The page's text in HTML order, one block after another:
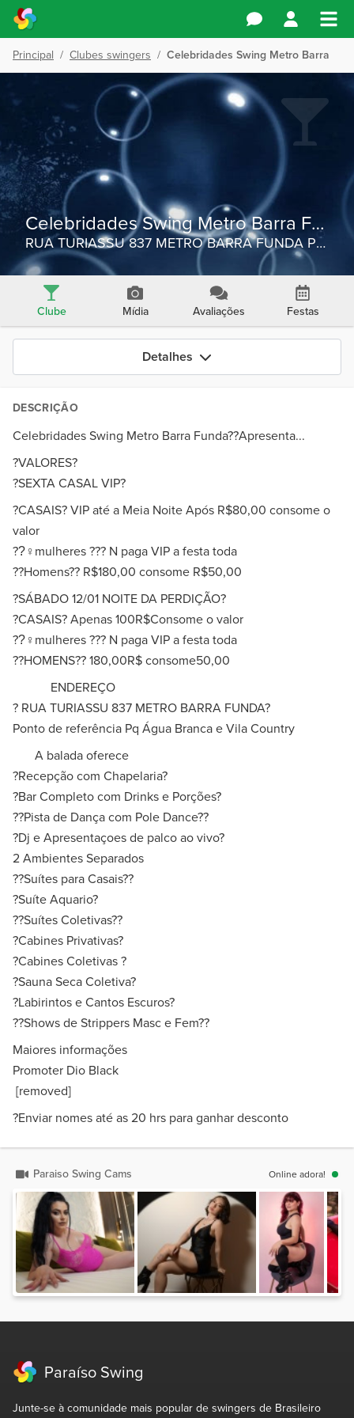
Principal / Clubes swingers / Celebridades Swing Metro Barra
Celebridades Swing Metro Barra Funda
RUA TURIASSU 837 METRO BARRA FUNDA Ponto de referência Pq Água Branca e Vila Country
Clube Mídia Avaliações Festas
Detalhes
DESCRIÇÃO
Celebridades Swing Metro Barra Funda??Apresenta...
?VALORES?
?SEXTA CASAL VIP?
?CASAIS? VIP até a Meia Noite Após R$80,00 consome o
valor
??‍♀mulheres ??‍? N paga VIP a festa toda
??Homens?? R$180,00 consome R$50,00
?SÁBADO 12/01 NOITE DA PERDIÇÃO?
?CASAIS? Apenas 100R$Consome o valor
??‍♀mulheres ??‍? N paga VIP a festa toda
??HOMENS?? 180,00R$ consome50,00
ENDEREÇO
? RUA TURIASSU 837 METRO BARRA FUNDA?
Ponto de referência Pq Água Branca e Vila Country
A balada oferece
?Recepção com Chapelaria?
?Bar Completo com Drinks e Porções?
??Pista de Dança com Pole Dance??
?Dj e Apresentaçoes de palco ao vivo?
2 Ambientes Separados
??Suítes para Casais??
?Suíte Aquario?
??Suítes Coletivas??
?Cabines Privativas?
?Cabines Coletivas ?
?Sauna Seca Coletiva?
?Labirintos e Cantos Escuros?
??Shows de Strippers Masc e Fem??
Maiores informações
Promoter Dio Black
[removed]
?Enviar nomes até as 20 hrs para ganhar desconto
Paraiso Swing Cams Online adora!
Paraíso Swing
Junte-se à comunidade mais popular de swingers de Brasileiro